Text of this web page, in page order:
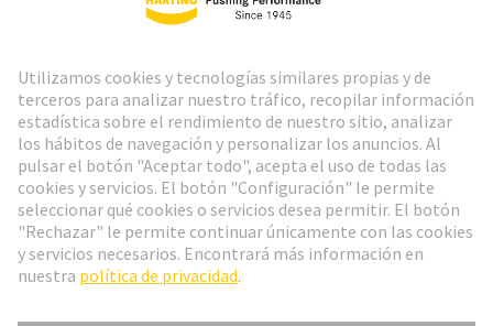
Ir al registro
Portugal Español